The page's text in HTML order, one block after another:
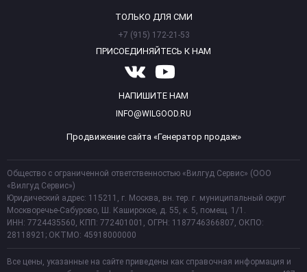
ТОЛЬКО ДЛЯ СМИ
+7 (915) 172-21-53
ПРИСОЕДИНЯЙТЕСЬ К НАМ
НАПИШИТЕ НАМ
INFO@WILGOOD.RU
Продвижение сайта «Генератор продаж»
Общество с ограниченной ответственностью «Вилгуд Сервис» (ООО
«Вилгуд Сервис»)
Юридический адрес: 115211, г. Москва, вн. тер. г. муниципальный округ
Москворечье-Сабурово, Ш. Каширское, д. 55, к. 5, помещ. 1/1.
ИНН: 7724435560, КПП: 772401001, ОГРН: 1187746366807, ОКПО:
28118921; ОКТМО: 45918000000
Все цены, указанные на сайте приведены как справочная информация и